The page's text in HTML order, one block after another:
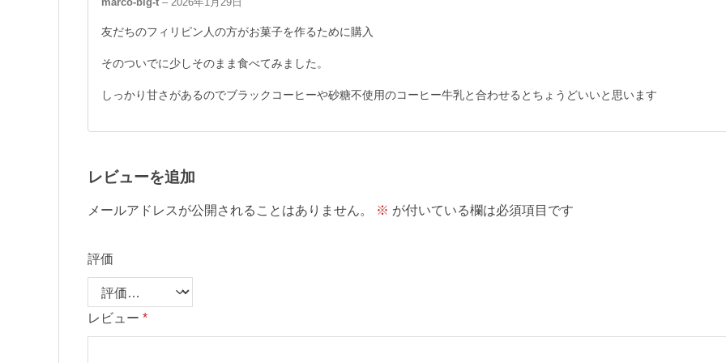
5段階中4
友だちのフィリピン人の方がお菓子を作るために購入
そのついでに少しそのまま食べてみました。
しっかり甘さがあるのでブラックコーヒーや砂糖不使用のコーヒー牛乳と合わせるとちょうどいいと思います
レビューを追加
メールアドレスが公開されることはありません。 ※ が付いている欄は必須項目です
評価
レビュー *